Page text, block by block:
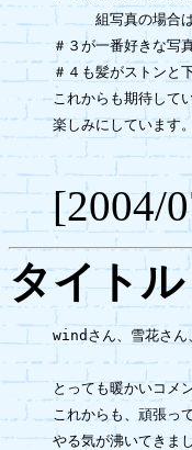
組写真の場合は、
＃３が一番好きな写
＃４も髪がストンと
これからも期待して
楽しみにしています。
[2004/
タイト
windさん、雪花さん
とっても暖かいコメ
これからも、頑張っ
やる気が沸いてき